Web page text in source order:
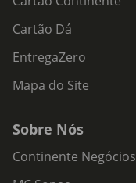
Cartão Dá
EntregaZero
Mapa do Site
Sobre Nós
Continente Negócios